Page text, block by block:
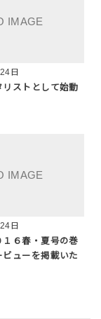
日
リストとして始動
日
１６春・夏号の巻
ビューを掲載いた